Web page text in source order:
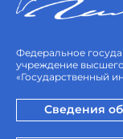
Федеральное
учреждение
«Государственный
Сведения